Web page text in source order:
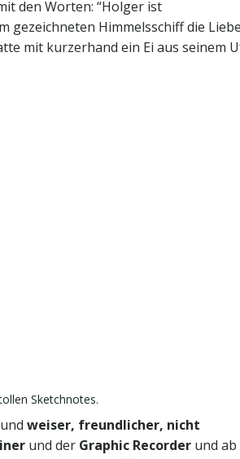
den Worten: “Holger ist
gezeichneten Himmelsschiff die Liebe
mit kurzerhand ein Ei aus seinem
Sketchnotes.
und weiser, freundlicher, nicht
und der Graphic Recorder und ab